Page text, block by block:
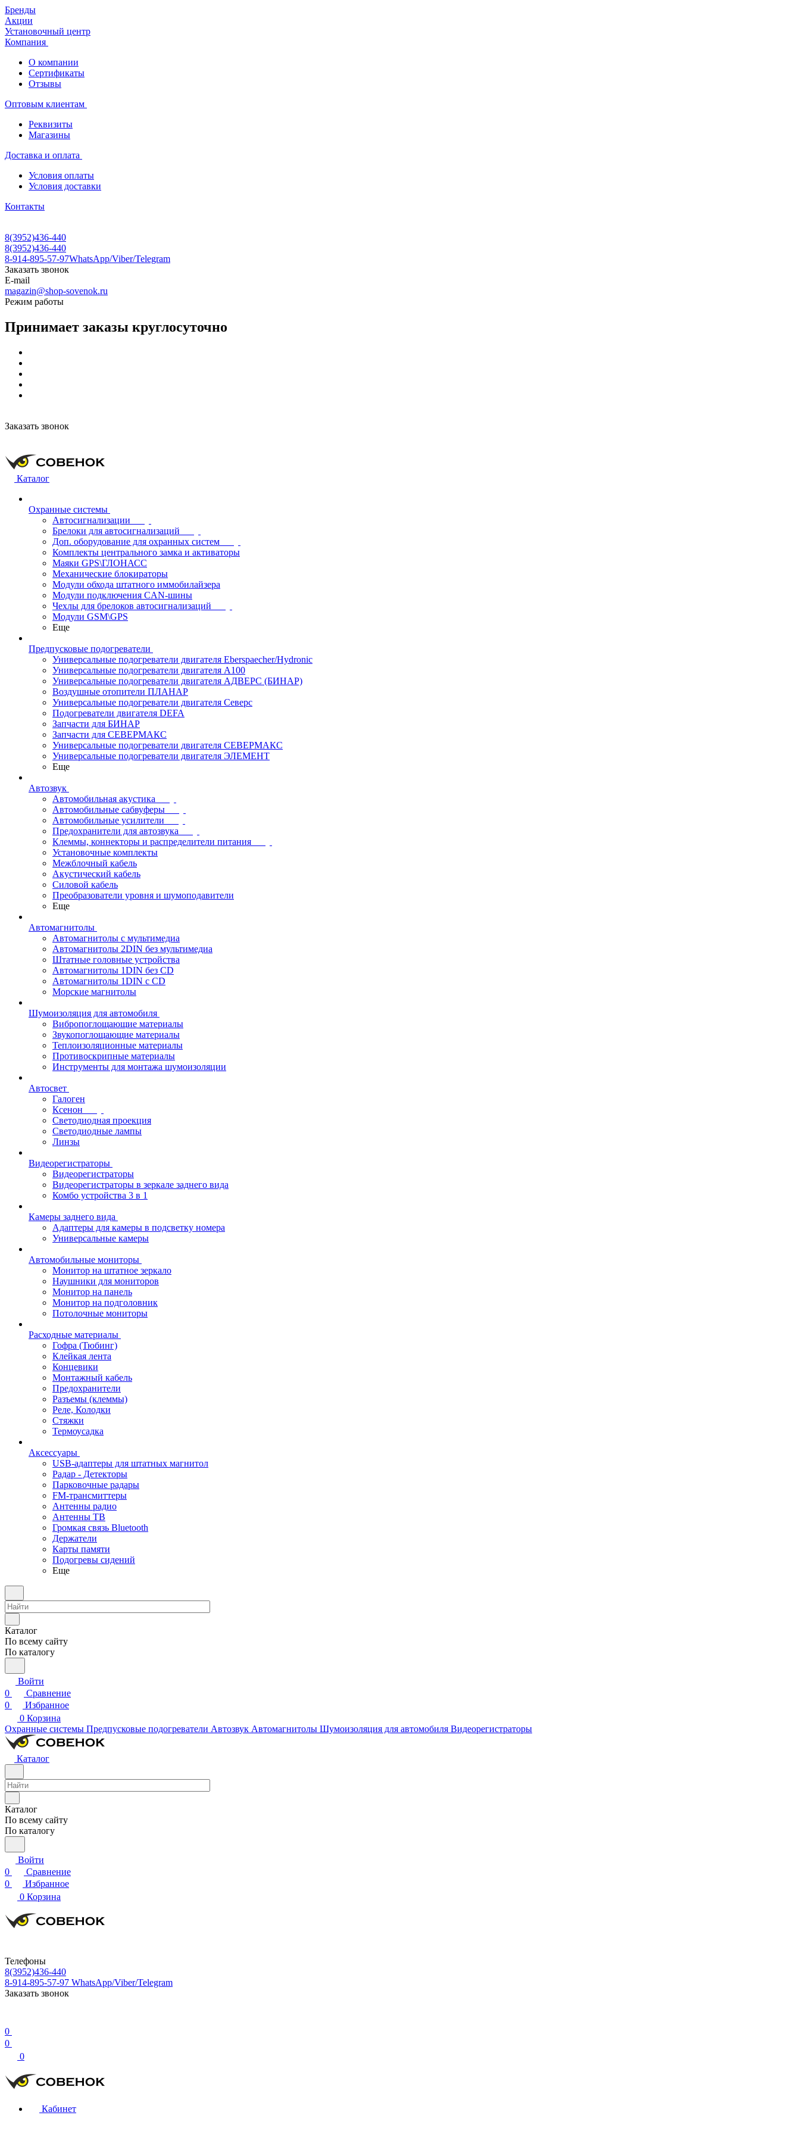
Бренды
Акции
Установочный центр
Компания
О компании
Сертификаты
Отзывы
Оптовым клиентам
Реквизиты
Магазины
Доставка и оплата
Условия оплаты
Условия доставки
Контакты
8(3952)436-440
8(3952)436-440
8-914-895-57-97WhatsApp/Viber/Telegram
Заказать звонок
E-mail
magazin@shop-sovenok.ru
Режим работы
Принимает заказы круглосуточно
Заказать звонок
Каталог
Охранные системы
Автосигнализации
Брелоки для автосигнализаций
Доп. оборудование для охранных систем
Комплекты центрального замка и активаторы
Маяки GPS\ГЛОНАСС
Механические блокираторы
Модули обхода штатного иммобилайзера
Модули подключения CAN-шины
Чехлы для брелоков автосигнализаций
Модули GSM\GPS
Еще
Предпусковые подогреватели
Универсальные подогреватели двигателя Eberspaecher/Hydronic
Универсальные подогреватели двигателя A100
Универсальные подогреватели двигателя АДВЕРС (БИНАР)
Воздушные отопители ПЛАНАР
Универсальные подогреватели двигателя Северс
Подогреватели двигателя DEFA
Запчасти для БИНАР
Запчасти для СЕВЕРМАКС
Универсальные подогреватели двигателя СЕВЕРМАКС
Универсальные подогреватели двигателя ЭЛЕМЕНТ
Еще
Автозвук
Автомобильная акустика
Автомобильные сабвуферы
Автомобильные усилители
Предохранители для автозвука
Клеммы, коннекторы и распределители питания
Установочные комплекты
Межблочный кабель
Акустический кабель
Силовой кабель
Преобразователи уровня и шумоподавители
Еще
Автомагнитолы
Автомагнитолы с мультимедиа
Автомагнитолы 2DIN без мультимедиа
Штатные головные устройства
Автомагнитолы 1DIN без CD
Автомагнитолы 1DIN с CD
Морские магнитолы
Шумоизоляция для автомобиля
Вибропоглощающие материалы
Звукопоглощающие материалы
Теплоизоляционные материалы
Противоскрипные материалы
Инструменты для монтажа шумоизоляции
Автосвет
Галоген
Ксенон
Светодиодная проекция
Светодиодные лампы
Линзы
Видеорегистраторы
Видеорегистраторы
Видеорегистраторы в зеркале заднего вида
Комбо устройства 3 в 1
Камеры заднего вида
Адаптеры для камеры в подсветку номера
Универсальные камеры
Автомобильные мониторы
Монитор на штатное зеркало
Наушники для мониторов
Монитор на панель
Монитор на подголовник
Потолочные мониторы
Расходные материалы
Гофра (Тюбинг)
Клейкая лента
Концевики
Монтажный кабель
Предохранители
Разъемы (клеммы)
Реле, Колодки
Стяжки
Термоусадка
Аксессуары
USB-адаптеры для штатных магнитол
Радар - Детекторы
Парковочные радары
FM-трансмиттеры
Антенны радио
Антенны ТВ
Громкая связь Bluetooth
Держатели
Карты памяти
Подогревы сидений
Еще
Каталог
По всему сайту
По каталогу
Войти
0
Сравнение
0
Избранное
0 Корзина
Охранные системы Предпусковые подогреватели Автозвук Автомагнитолы Шумоизоляция для автомобиля Видеорегистраторы
Каталог
Каталог
По всему сайту
По каталогу
Войти
0
Сравнение
0
Избранное
0 Корзина
Телефоны
8(3952)436-440
8-914-895-57-97 WhatsApp/Viber/Telegram
Заказать звонок
0
0
0
Кабинет